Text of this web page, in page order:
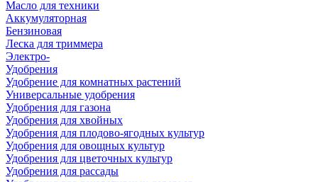
Масло для техники
Аккумуляторная
Бензиновая
Леска для триммера
Электро-
Удобрения
Удобрение для комнатных растений
Универсальные удобрения
Удобрения для газона
Удобрения для хвойных
Удобрения для плодово-ягодных культур
Удобрения для овощных культур
Удобрения для цветочных культур
Удобрения для рассады